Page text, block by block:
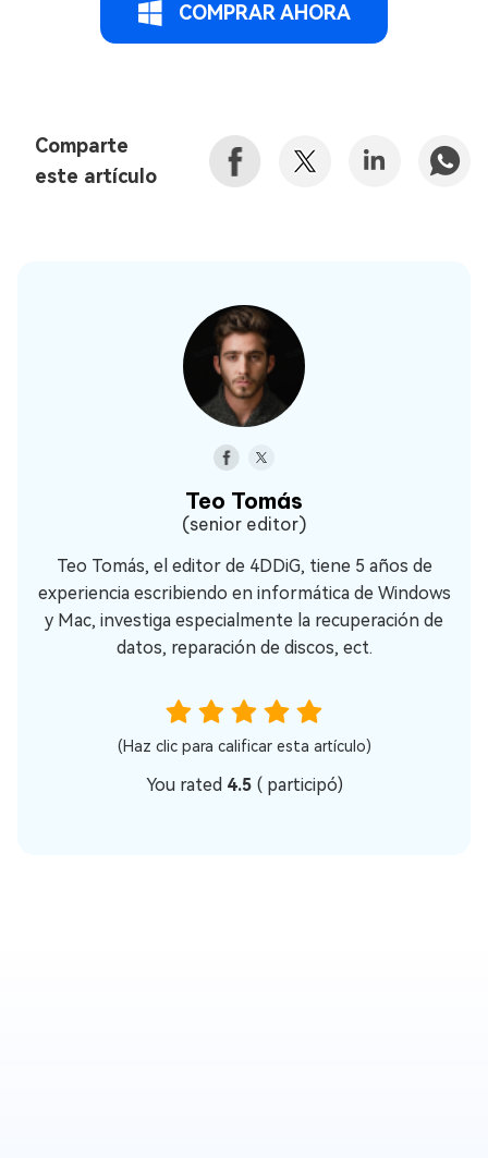
COMPRAR AHORA
Comparte
este artículo
Teo Tomás
(senior editor)
Teo Tomás, el editor de 4DDiG, tiene 5 años de
experiencia escribiendo en informática de Windows
y Mac, investiga especialmente la recuperación de
datos, reparación de discos, ect.
(Haz clic para calificar esta artículo)
You rated 4.5 ( participó)